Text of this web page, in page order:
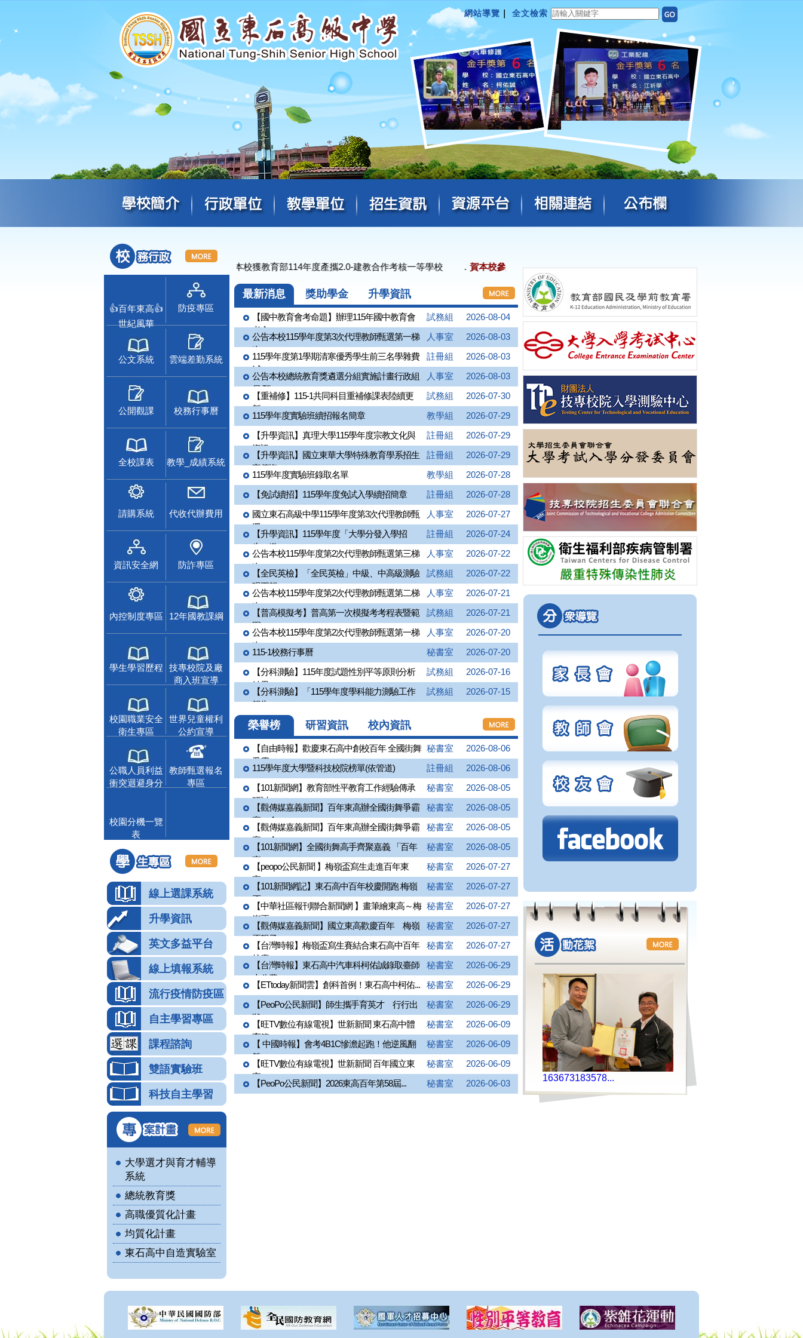
網站導覽 全文檢索
👍百年東高👍
世紀風華
防疫專區
公文系統 雲端差勤系統
公開觀課 校務行事曆
全校課表 教學_成績系統
請購系統 代收代辦費用
資訊安全網 防詐專區
內控制度專區 12年國教課綱
學生學習歷程
技專校院及廠
商入班宣導
校園職業安全
衛生專區
世界兒童權利
公約宣導
公職人員利益
衝突迴避身分
教師甄選報名
專區
校園分機一覽
表
線上選課系統
升學資訊
英文多益平台
線上填報系統
流行疫情防疫區
自主學習專區
課程諮詢
雙語實驗班
科技自主學習
大學選才與育才輔導
系統
總統教育獎
高職優質化計畫
均質化計畫
東石高中自造實驗室
賀 本校獲教育部114年度產攜2.0-建教合作考核一等學校． 賀本校參加114學年度全國中等學校 工業類技藝競賽成績優異 三丙 歐騏勝 同學 室内
最新消息 獎助學金 升學資訊
【國中教育會考命題】辦理115年國中教育會
考命...
試務組
2026-08-04
公告本校115學年度第3次代理教師甄選第一梯
次...
人事室
2026-08-03
115學年度第1學期清寒優秀學生前三名學雜費
減...
註冊組
2026-08-03
公告本校總統教育獎遴選分組實施計畫行政組
員 甄...
人事室
2026-08-03
【重補修】115-1共同科目重補修課表陸續更
新...
試務組
2026-07-30
115學年度實驗班續招報名簡章
教學組
2026-07-29
【升學資訊】真理大學115學年度宗教文化與
資訊...
註冊組
2026-07-29
【升學資訊】國立東華大學特殊教育學系招生
宣傳海...
註冊組
2026-07-29
115學年度實驗班錄取名單
教學組
2026-07-28
【免試續招】115學年度免試入學續招簡章
註冊組
2026-07-28
國立東石高級中學115學年度第3次代理教師甄
選...
人事室
2026-07-27
【升學資訊】115學年度「大學分發入學招
生」繳...
註冊組
2026-07-24
公告本校115學年度第2次代理教師甄選第三梯
次...
人事室
2026-07-22
【全民英檢】「全民英檢」中級、中高級測驗
現正報...
試務組
2026-07-22
公告本校115學年度第2次代理教師甄選第二梯
次...
人事室
2026-07-21
【普高模擬考】普高第一次模擬考考程表暨範
圍
試務組
2026-07-21
公告本校115學年度第2次代理教師甄選第一梯
次...
人事室
2026-07-20
115-1校務行事曆
秘書室
2026-07-20
【分科測驗】115年度試題性別平等原則分析
結果...
試務組
2026-07-16
【分科測驗】「115學年度學科能力測驗工作
報告...
試務組 2026-07-15
榮譽榜 研習資訊 校內資訊
【自由時報】歡慶東石高中創校百年 全國街舞
爭霸...
秘書室
2026-08-06
115學年度大學暨科技校院榜單(依管道)
註冊組
2026-08-06
【101新聞網】教育部性平教育工作經驗傳承
研討...
秘書室
2026-08-05
【觀傳媒嘉義新聞】百年東高辦全國街舞爭霸
賽 全...
秘書室
2026-08-05
【觀傳媒嘉義新聞】百年東高辦全國街舞爭霸
賽 全...
秘書室
2026-08-05
【101新聞網】全國街舞高手齊聚嘉義 「百年
東...
秘書室
2026-08-05
【peopo公民新聞 】梅嶺盃寫生走進百年東
高...
秘書室
2026-07-27
【101新聞網記】東石高中百年校慶開跑 梅嶺
盃...
秘書室
2026-07-27
【中華社區報刊聯合新聞網 】畫筆繪東高～梅
嶺盃...
秘書室
2026-07-27
【觀傳媒嘉義新聞】國立東高歡慶百年 梅嶺
盃親子...
秘書室
2026-07-27
【台灣時報】梅嶺盃寫生賽結合東石高中百年
校慶 ...
秘書室
2026-07-27
【台灣時報】東石高中汽車科柯佑誠錄取臺師
大公費...
秘書室
2026-06-29
【ETtoday新聞雲】創科首例！東石高中柯佑...
秘書室
2026-06-29
【PeoPo公民新聞】師生攜手育英才 行行出
狀...
秘書室
2026-06-29
【旺TV數位有線電視】世新新聞 東石高中體
育築...
秘書室
2026-06-09
【 中國時報】會考4B1C慘澹起跑！他逆風翻
盤...
秘書室
2026-06-09
【旺TV數位有線電視】世新新聞 百年國立東
高 ...
秘書室
2026-06-09
【PeoPo公民新聞】2026東高百年第58屆...
秘書室 2026-06-03
163673183578...
IMG202109150...